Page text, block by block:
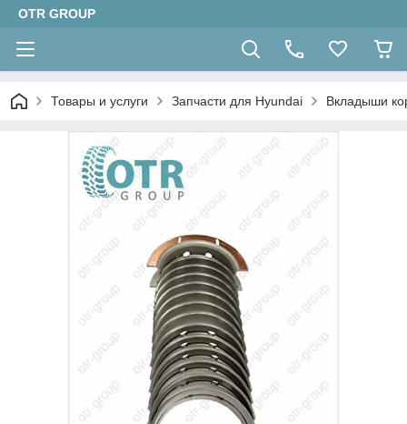
OTR GROUP
Товары и услуги Запчасти для Hyundai Вкладыши